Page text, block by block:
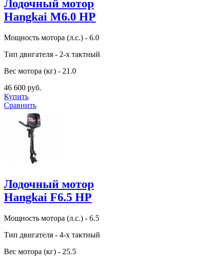
Лодочный мотор
Hangkai M6.0 HP
Мощность мотора (л.с.) - 6.0
Тип двигателя - 2-х тактный
Вес мотора (кг) - 21.0
46 600 руб.
Купить
Сравнить
Лодочный мотор
Hangkai F6.5 HP
Мощность мотора (л.с.) - 6.5
Тип двигателя - 4-х тактный
Вес мотора (кг) - 25.5